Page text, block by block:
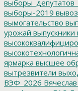
выборы-2019
вымогательство
урожай выпускники
ярмарка высшее
вытрезвители
ВЭФ_2026